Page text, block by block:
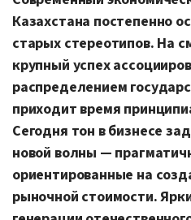
Казахстана постепенно
старых стереотипов. На
крупный успех
распределением
приходит время
Сегодня тон в бизнесе
новой волны —
ориентированные на
рыночной стоимости.